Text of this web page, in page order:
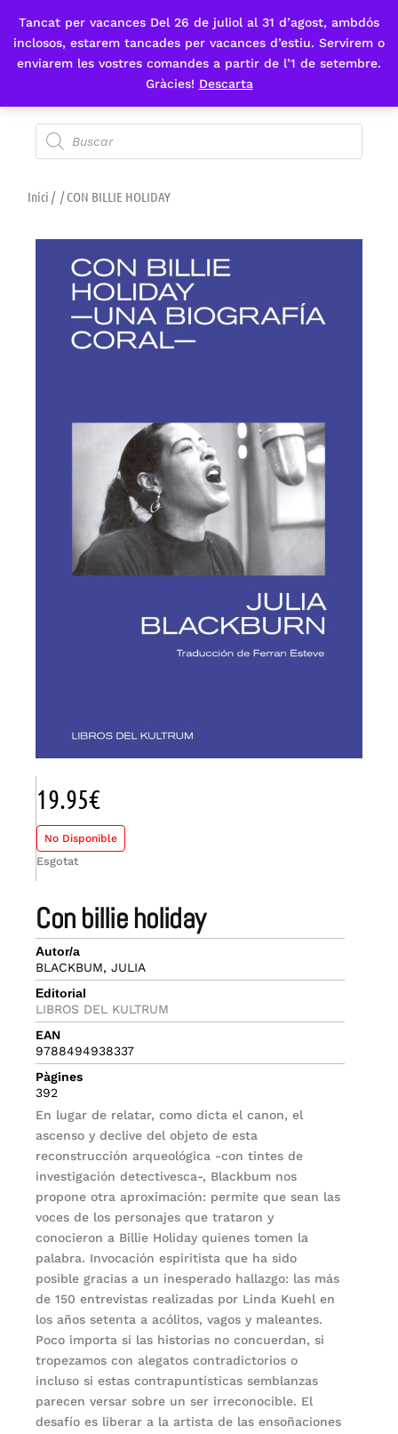
Tancat per vacances Del 26 de juliol al 31 d’agost, ambdós
inclosos, estarem tancades per vacances d’estiu. Servirem o
enviarem les vostres comandes a partir de l’1 de setembre.
Gràcies! Descarta
Fes-te'n sòcia
Inici / / CON BILLIE HOLIDAY
con billie holiday
Autor/a
BLACKBUM, JULIA
Editorial
LIBROS DEL KULTRUM
EAN
9788494938337
Pàgines
392
En lugar de relatar, como dicta el canon, el
ascenso y declive del objeto de esta
reconstrucción arqueológica -con tintes de
investigación detectivesca-, Blackbum nos
propone otra aproximación: permite que sean las
voces de los personajes que trataron y
conocieron a Billie Holiday quienes tomen la
palabra. Invocación espiritista que ha sido
posible gracias a un inesperado hallazgo: las más
de 150 entrevistas realizadas por Linda Kuehl en
los años setenta a acólitos, vagos y maleantes.
Poco importa si las historias no concuerdan, si
tropezamos con alegatos contradictorios o
incluso si estas contrapuntísticas semblanzas
parecen versar sobre un ser irreconocible. El
desafío es liberar a la artista de las ensoñaciones
19.95€
No Disponible
Esgotat